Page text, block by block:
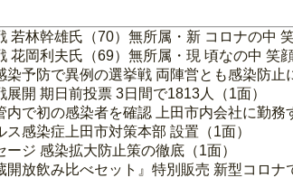
若林幹雄氏（70）無所属・新 コロナの中
花岡利夫氏（69）無所属・現 頃なの中 笑
予防で異例の選挙戦 両陣営とも感染防止
開 期日前投票 3日間で1813人（1面）
で初の感染者を確認 上田市内会社に勤務
感染症上田市対策本部 設置（1面）
ジ 感染拡大防止策の徹底（1面）
放飲み比べセット』特別販売 新型コロ